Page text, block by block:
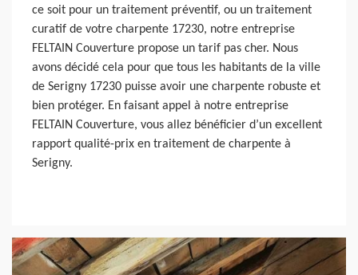
ce soit pour un traitement préventif, ou un traitement
curatif de votre charpente 17230, notre entreprise
FELTAIN Couverture propose un tarif pas cher. Nous
avons décidé cela pour que tous les habitants de la ville
de Serigny 17230 puisse avoir une charpente robuste et
bien protéger. En faisant appel à notre entreprise
FELTAIN Couverture, vous allez bénéficier d’un excellent
rapport qualité-prix en traitement de charpente à
Serigny.